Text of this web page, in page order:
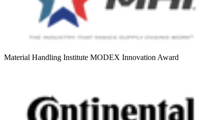
Material Handling Institute MODEX Innovation Award